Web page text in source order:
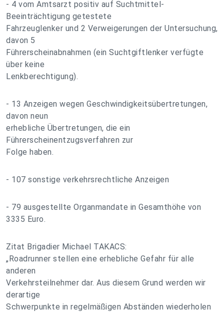
- 4 vom Amtsarzt positiv auf Suchtmittel-
Beeinträchtigung getestete
Fahrzeuglenker und 2 Verweigerungen der Untersuchung,
davon 5
Führerscheinabnahmen (ein Suchtgiftlenker verfügte
über keine
Lenkberechtigung).
- 13 Anzeigen wegen Geschwindigkeitsübertretungen,
davon neun
erhebliche Übertretungen, die ein
Führerscheinentzugsverfahren zur
Folge haben.
- 107 sonstige verkehrsrechtliche Anzeigen
- 79 ausgestellte Organmandate in Gesamthöhe von
3335 Euro.
Zitat Brigadier Michael TAKACS:
„Roadrunner stellen eine erhebliche Gefahr für alle
anderen
Verkehrsteilnehmer dar. Aus diesem Grund werden wir
derartige
Schwerpunkte in regelmäßigen Abständen wiederholen